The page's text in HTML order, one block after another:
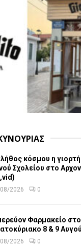
κόσμου η
Σχολείου στο
2026 0
Φαρμακείο
8 & 9
2026 0